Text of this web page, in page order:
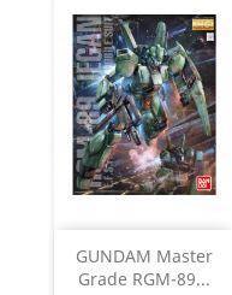
GUNDAM Master
Grade RGM-89...